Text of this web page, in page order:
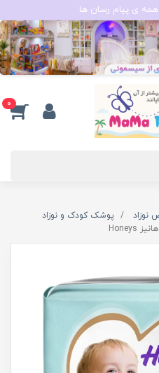
همه ی پیام رسان ها
0
نوزاد
پوشک کودک و نوزاد